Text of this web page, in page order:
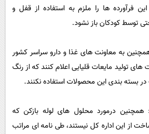
فرآورده ها را ملزم به استفاده از قفل و
توسط کودکان باز نشود.
به معاونت های غذا و دارو سراسر کشور
های تولید مایعات قلیایی اعلام کنند که از رنگ
بسته بندی این محصولات استفاده نکنند.
درمورد محلول های لوله بازکن که
از این اداره کل نیستند، طی نامه ای مراتب